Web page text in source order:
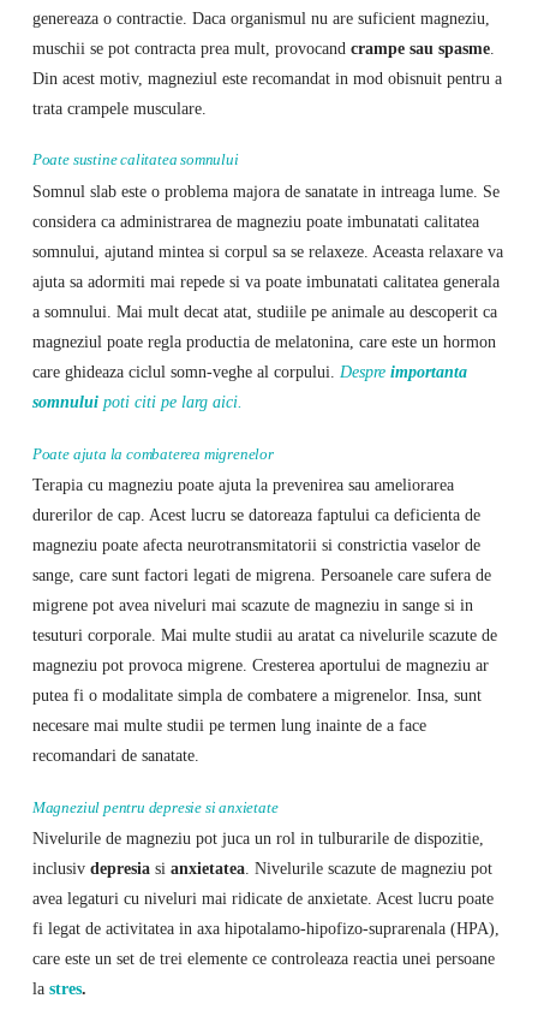
genereaza o contractie. Daca organismul nu are suficient magneziu,
muschii se pot contracta prea mult, provocand crampe sau spasme.
Din acest motiv, magneziul este recomandat in mod obisnuit pentru a
trata crampele musculare.
Poate sustine calitatea somnului
Somnul slab este o problema majora de sanatate in intreaga lume. Se
considera ca administrarea de magneziu poate imbunatati calitatea
somnului, ajutand mintea si corpul sa se relaxeze. Aceasta relaxare va
ajuta sa adormiti mai repede si va poate imbunatati calitatea generala
a somnului. Mai mult decat atat, studiile pe animale au descoperit ca
magneziul poate regla productia de melatonina, care este un hormon
care ghideaza ciclul somn-veghe al corpului. Despre importanta
somnuluipoti citi pe larg aici.
Poate ajuta la combaterea migrenelor
Terapia cu magneziu poate ajuta la prevenirea sau ameliorarea
durerilor de cap. Acest lucru se datoreaza faptului ca deficienta de
magneziu poate afecta neurotransmitatorii si constrictia vaselor de
sange, care sunt factori legati de migrena. Persoanele care sufera de
migrene pot avea niveluri mai scazute de magneziu in sange si in
tesuturi corporale. Mai multe studii au aratat ca nivelurile scazute de
magneziu pot provoca migrene. Cresterea aportului de magneziu ar
putea fi o modalitate simpla de combatere a migrenelor. Insa, sunt
necesare mai multe studii pe termen lung inainte de a face
recomandari de sanatate.
Magneziul pentru depresie si anxietate
Nivelurile de magneziu pot juca un rol in tulburarile de dispozitie,
inclusiv depresiasi anxietatea. Nivelurile scazute de magneziu pot
avea legaturi cu niveluri mai ridicate de anxietate. Acest lucru poate
fi legat de activitatea in axa hipotalamo-hipofizo-suprarenala (HPA),
care este un set de trei elemente ce controleaza reactia unei persoane
la stres.